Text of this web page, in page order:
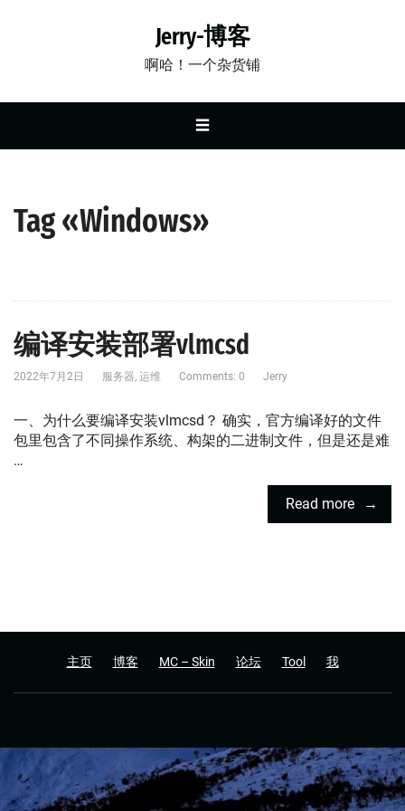
Jerry-博客
啊哈！一个杂货铺
☰
Tag «Windows»
编译安装部署vlmcsd
2022年7月2日 服务器, 运维 Comments: 0 Jerry
一、为什么要编译安装vlmcsd？ 确实，官方编译好的文件
包里包含了不同操作系统、构架的二进制文件，但是还是难
…
Read more
主页 博客 MC – Skin 论坛 Tool 我